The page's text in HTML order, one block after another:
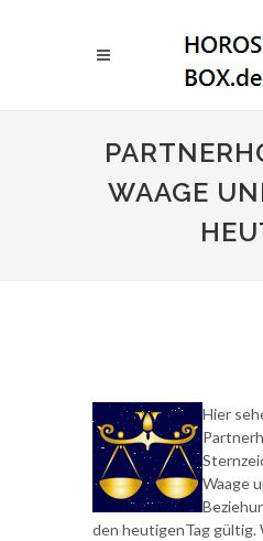
WAAGE
Hier
Waage
den heutigenTag gültig.